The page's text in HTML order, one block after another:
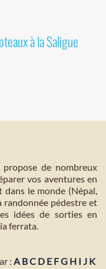
à la Saligue
propose de nombreux
vos aventures en
dans le monde (Népal,
randonnée pédestre et
idées de sorties en
ferrata.
: A BC D E FG H I J K